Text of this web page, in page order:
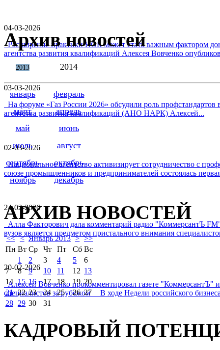
04-03-2026
Расширение практики НОК может стать важным фактором
агентства развития квалификаций Алексея Вовченко
03-03-2026
На форуме «Газ России 2026» обсудили роль
агентства развития квалификаций (АНО НАРК) Алексей...
02-03-2026
Национальное агентство активизирует сотрудничество с
союзе промышленников и предпринимателей состоялась
24-02-2026
Алла Факторович дала комментарий радио "КоммерсантЪ
вузов является предметом пристального внимания
20-02-2026
Алексей Вовченко прокомментировал газете
специалистов за рубежом В ходе Недели российского
Архив новостей
2013 2014
январь
февраль
март
апрель
май
июнь
июль
август
сентябрь
октябрь
ноябрь
декабрь
АРХИВ НОВОСТЕЙ
<< < Январь 2013 > >>
Пн Вт Ср Чт Пт Сб Вс
1
2 3 4 5
6
7
8 9 10 11 12 13
14 15 16 17 18 19 20
21 22 23 24 25 26 27
28 29 30 31
КАДРОВЫЙ